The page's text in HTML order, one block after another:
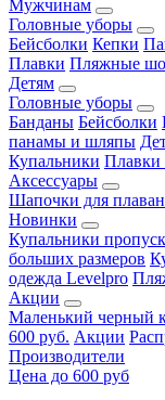
Мужчинам
Головные уборы
Бейсболки Кепки
Плавки Пляжные
Детям
Головные уборы
Банданы Бейсболки
панамы и шляпы
Купальники
Аксессуары
Шапочки для
Новинки
Купальники
больших размеров
одежда Levelpro
Акции
Маленький черный
600 руб. Акции
Производители
Цена до 600 руб